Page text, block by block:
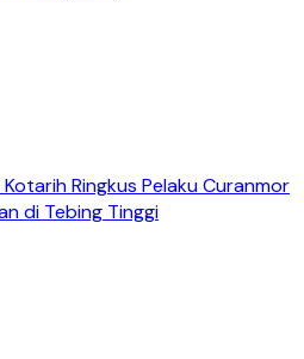
Ringkus Pelaku Curanmor
di Tebing Tinggi